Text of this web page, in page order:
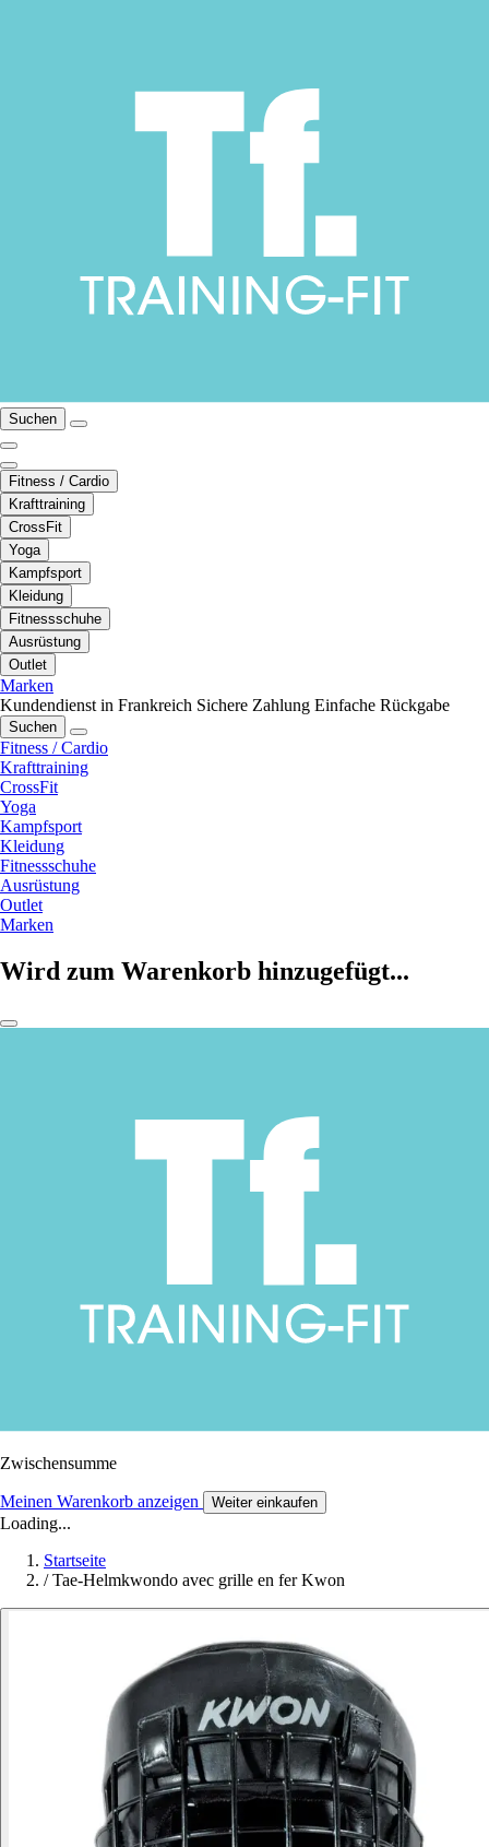
Suchen
Fitness / Cardio
Krafttraining
CrossFit
Yoga
Kampfsport
Kleidung
Fitnessschuhe
Ausrüstung
Outlet
Marken
Kundendienst in Frankreich Sichere Zahlung Einfache Rückgabe
Suchen
Fitness / Cardio
Krafttraining
CrossFit
Yoga
Kampfsport
Kleidung
Fitnessschuhe
Ausrüstung
Outlet
Marken
Wird zum Warenkorb hinzugefügt...
Zwischensumme
Meinen Warenkorb anzeigen Weiter einkaufen
Loading...
Startseite
/ Tae-Helmkwondo avec grille en fer Kwon